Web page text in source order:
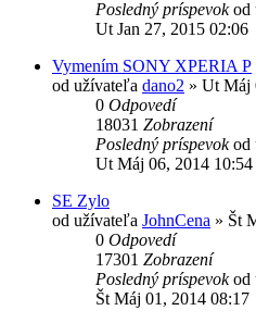
Posledný príspevokod
Ut Jan 27, 2015 02:06
Vymením SONY XPERIA P
od užívateľa dano2 » Ut Máj
0 Odpovedí
18031 Zobrazení
Posledný príspevokod
Ut Máj 06, 2014 10:54
SE Zylo
od užívateľa JohnCena » Št
0 Odpovedí
17301 Zobrazení
Posledný príspevokod
Št Máj 01, 2014 08:17